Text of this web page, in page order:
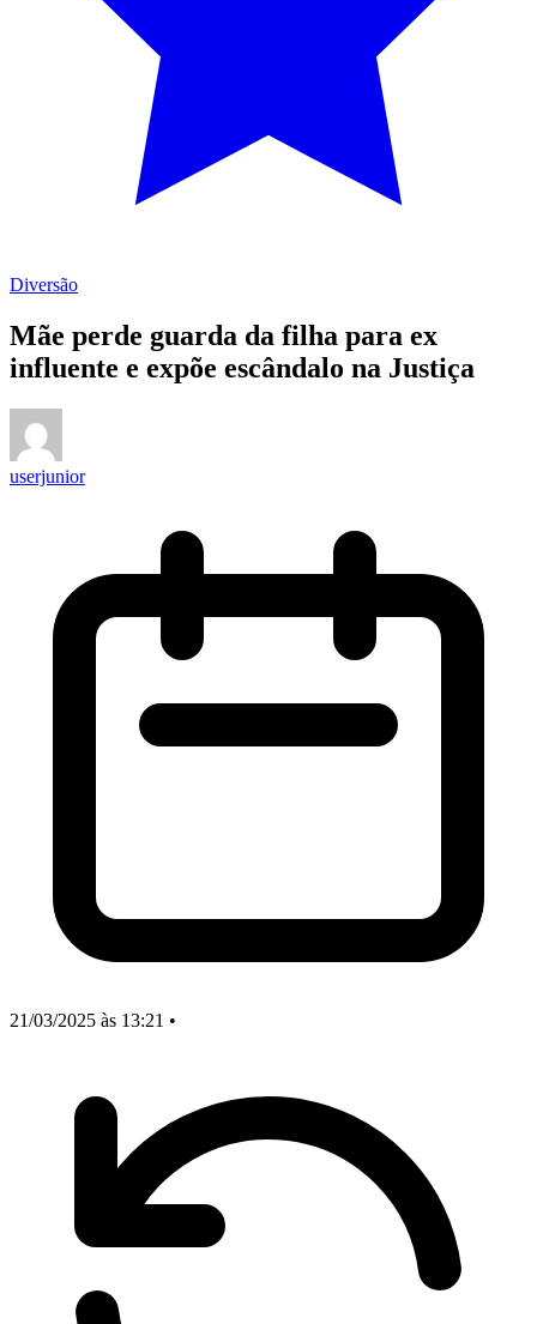
Diversão
Mãe perde guarda da filha para ex
influente e expõe escândalo na Justiça
userjunior
21/03/2025 às 13:21 •